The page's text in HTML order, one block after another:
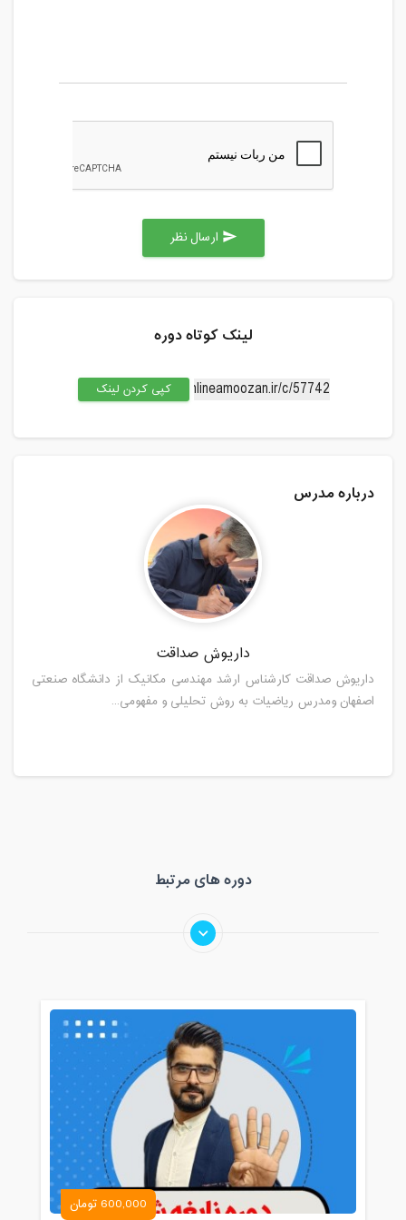
send
لینک کوتاه دوره
کپی کردن لینک
درباره مدرس
داریوش صداقت
داریوش صداقت کارشناس ارشد مهندسی مکانیک از دانشگاه صنعتی
اصفهان ومدرس ریاضیات به روش تحلیلی و مفهومی...
دوره های مرتبط
600,000 تومان